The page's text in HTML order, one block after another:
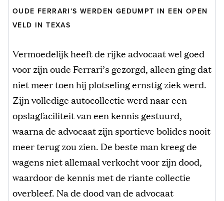
OUDE FERRARI’S WERDEN GEDUMPT IN EEN OPEN
VELD IN TEXAS
Vermoedelijk heeft de rijke advocaat wel goed
voor zijn oude Ferrari’s gezorgd, alleen ging dat
niet meer toen hij plotseling ernstig ziek werd.
Zijn volledige autocollectie werd naar een
opslagfaciliteit van een kennis gestuurd,
waarna de advocaat zijn sportieve bolides nooit
meer terug zou zien. De beste man kreeg de
wagens niet allemaal verkocht voor zijn dood,
waardoor de kennis met de riante collectie
overbleef. Na de dood van de advocaat